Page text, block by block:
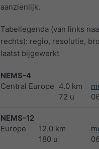
aanzienlijk.
Tabellegenda (van links
rechts): regio, resolutie,
laatst bijgewerkt
NEMS-4
Central Europe 4.0 km
72 u
NEMS-12
Europe
12.0 km
180 u